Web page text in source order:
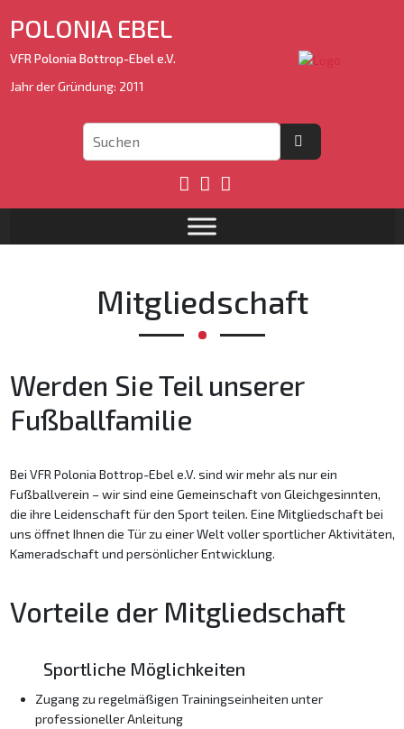
POLONIA EBEL
VFR Polonia Bottrop-Ebel e.V.
Jahr der Gründung: 2011
Mitgliedschaft
Werden Sie Teil unserer
Fußballfamilie
Bei VFR Polonia Bottrop-Ebel e.V. sind wir mehr als nur ein
Fußballverein – wir sind eine Gemeinschaft von Gleichgesinnten,
die ihre Leidenschaft für den Sport teilen. Eine Mitgliedschaft bei
uns öffnet Ihnen die Tür zu einer Welt voller sportlicher Aktivitäten,
Kameradschaft und persönlicher Entwicklung.
Vorteile der Mitgliedschaft
Sportliche Möglichkeiten
Zugang zu regelmäßigen Trainingseinheiten unter
professioneller Anleitung